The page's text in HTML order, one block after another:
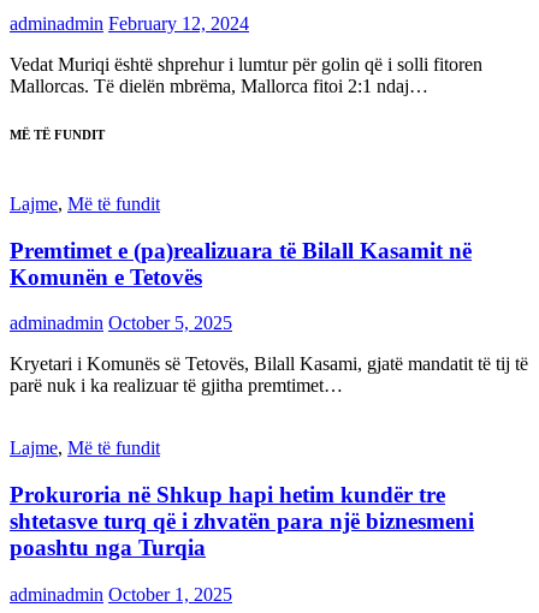
adminadmin February 12, 2024
Vedat Muriqi është shprehur i lumtur për golin që i solli fitoren
Mallorcas. Të dielën mbrëma, Mallorca fitoi 2:1 ndaj…
MË TË FUNDIT
Lajme, Më të fundit
Premtimet e (pa)realizuara të Bilall Kasamit në
Komunën e Tetovës
adminadmin October 5, 2025
Kryetari i Komunës së Tetovës, Bilall Kasami, gjatë mandatit të tij të
parë nuk i ka realizuar të gjitha premtimet…
Lajme, Më të fundit
Prokuroria në Shkup hapi hetim kundër tre
shtetasve turq që i zhvatën para një biznesmeni
poashtu nga Turqia
adminadmin October 1, 2025